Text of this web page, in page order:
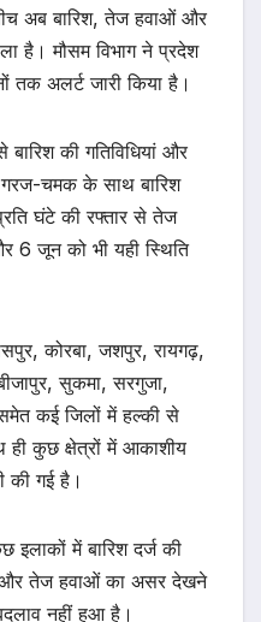
अब बारिश, तेज हवाओं और
है। मौसम विभाग ने प्रदेश
अलर्ट जारी किया है।
की गतिविधियां और
चमक के साथ बारिश
घंटे की रफ्तार से तेज
6 जून को भी यही स्थिति
कोरबा, जशपुर, रायगढ़,
सुकमा, सरगुजा,
कई जिलों में हल्की से
ही कुछ क्षेत्रों में आकाशीय
की गई है।
में बारिश दर्ज की
और तेज हवाओं का असर देखने
नहीं हुआ है।